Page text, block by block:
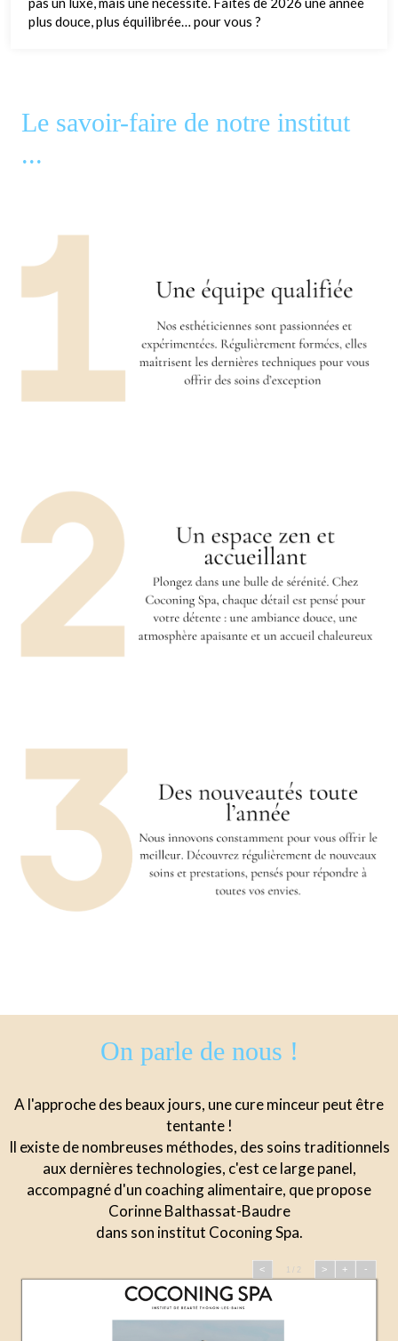
plus douce, plus équilibrée… pour vous ?
Le savoir-faire de notre institut
...
On parle de nous !
A l'approche des beaux jours, une cure minceur peut être
tentante !
Il existe de nombreuses méthodes, des soins traditionnels
aux dernières technologies, c'est ce large panel,
accompagné d'un coaching alimentaire, que propose
Corinne Balthassat-Baudre
dans son institut Coconing Spa.
< 1 / 2 > + -